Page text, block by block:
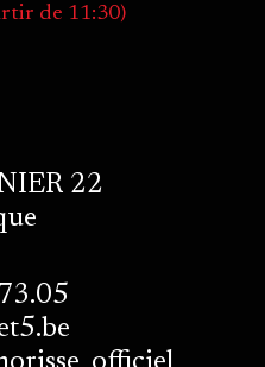
de 11:30)
22